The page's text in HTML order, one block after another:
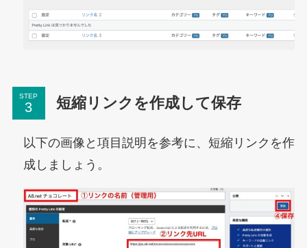
STEP 短縮リンクを作成して保存
以下の画像と項目説明を参考に、短縮リンクを作
成しましょう。